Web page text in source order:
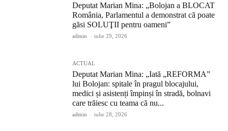
Deputat Marian Mina: „Bolojan a BLOCAT
România, Parlamentul a demonstrat că poate
găsi SOLUŢII pentru oameni”
admin - iulie 29, 2026
ACTUAL
Deputat Marian Mina: „Iată „REFORMA”
lui Bolojan: spitale în pragul blocajului,
medici și asistenți împinși în stradă, bolnavi
care trăiesc cu teama că nu...
admin - iulie 28, 2026